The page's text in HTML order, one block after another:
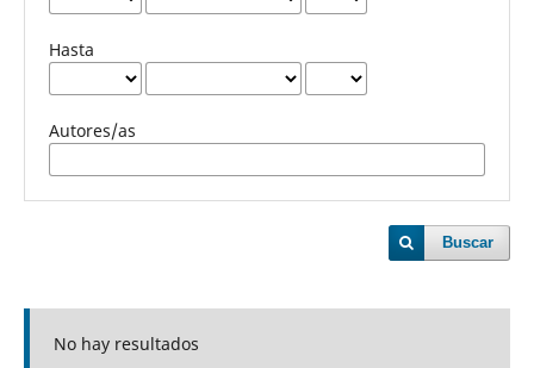
Hasta
Autores/as
Buscar
No hay resultados